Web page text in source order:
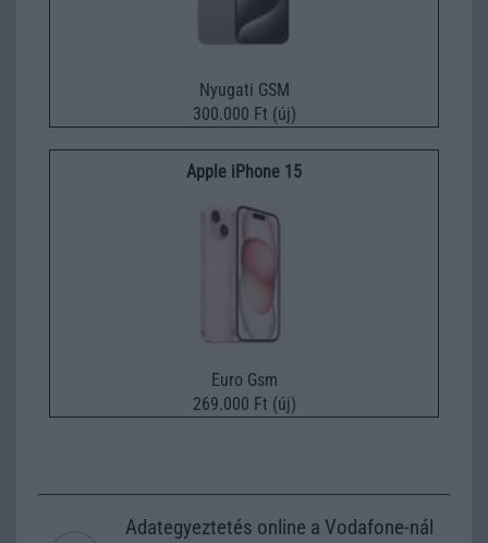
Nyugati GSM
300.000 Ft (új)
Apple iPhone 15
Euro Gsm
269.000 Ft (új)
Adategyeztetés online a Vodafone-nál